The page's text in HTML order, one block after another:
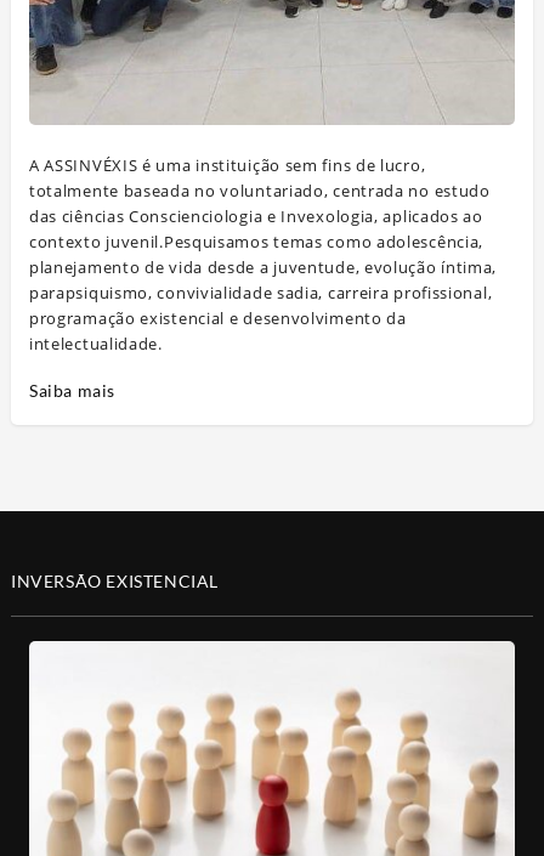
A ASSINVÉXIS é uma instituição sem fins de lucro,
totalmente baseada no voluntariado, centrada no estudo
das ciências Conscienciologia e Invexologia, aplicados ao
contexto juvenil.Pesquisamos temas como adolescência,
planejamento de vida desde a juventude, evolução íntima,
parapsiquismo, convivialidade sadia, carreira profissional,
programação existencial e desenvolvimento da
intelectualidade.
Saiba mais
INVERSÃO EXISTENCIAL